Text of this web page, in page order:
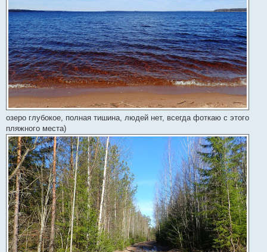
озеро глубокое, полная тишина, людей нет, всегда фоткаю с этого
пляжного места)